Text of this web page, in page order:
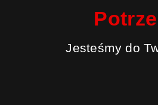
Jesteśmy do